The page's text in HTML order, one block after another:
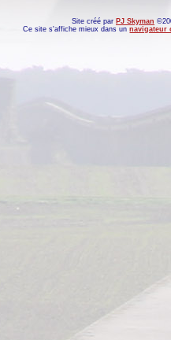
Site créé par PJ Skyman
Ce site s'affiche mieux dans unnavigateur